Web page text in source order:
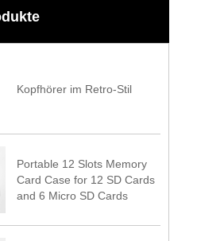
Kopfhörer im Retro-Stil
Portable 12 Slots Memory
Card Case for 12 SD Cards
and 6 Micro SD Cards